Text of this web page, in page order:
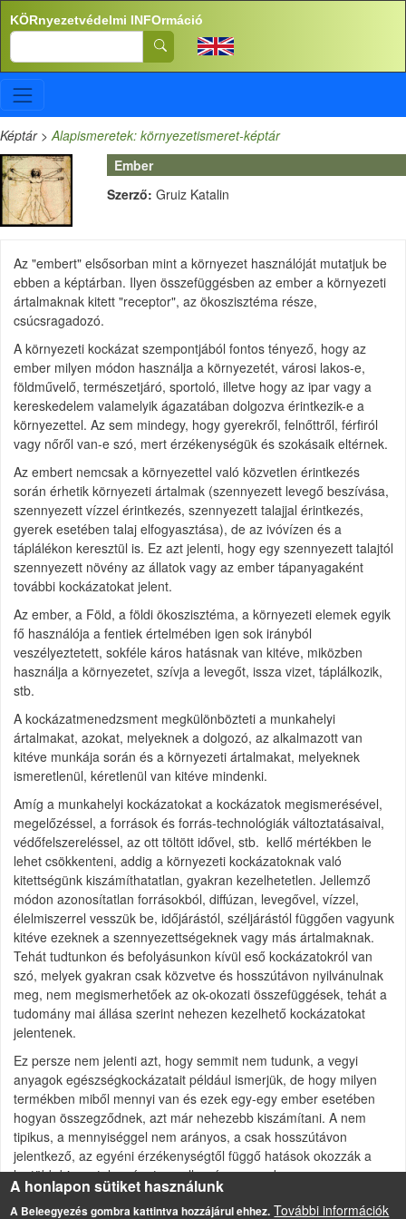
Ugrás a tartalomra
KÖRnyezetvédelmi INFOrmáció
Search
Képtár>Alapismeretek: környezetismeret-képtár
Ember
Szerző: Gruiz Katalin
Az "embert" elsősorban mint a környezet használóját mutatjuk be
ebben a képtárban. Ilyen összefüggésben az ember a környezeti
ártalmaknak kitett "receptor", az ökoszisztéma része,
csúcsragadozó.
A környezeti kockázat szempontjából fontos tényező, hogy az
ember milyen módon használja a környezetét, városi lakos-e,
földművelő, természetjáró, sportoló, illetve hogy az ipar vagy a
kereskedelem valamelyik ágazatában dolgozva érintkezik-e a
környezettel. Az sem mindegy, hogy gyerekről, felnőttről, férfiról
vagy nőről van-e szó, mert érzékenységük és szokásaik eltérnek.
Az embert nemcsak a környezettel való közvetlen érintkezés
során érhetik környezeti ártalmak (szennyezett levegő beszívása,
szennyezett vízzel érintkezés, szennyezett talajjal érintkezés,
gyerek esetében talaj elfogyasztása), de az ivóvízen és a
táplálékon keresztül is. Ez azt jelenti, hogy egy szennyezett talajtól
szennyezett növény az állatok vagy az ember tápanyagaként
további kockázatokat jelent.
Az ember, a Föld, a földi ökoszisztéma, a környezeti elemek egyik
fő használója a fentiek értelmében igen sok irányból
veszélyeztetett, sokféle káros hatásnak van kitéve, miközben
használja a környezetet, szívja a levegőt, issza vizet, táplálkozik,
stb.
A kockázatmenedzsment megkülönbözteti a munkahelyi
ártalmakat, azokat, melyeknek a dolgozó, az alkalmazott van
kitéve munkája során és a környezeti ártalmakat, melyeknek
ismeretlenül, kéretlenül van kitéve mindenki.
Amíg a munkahelyi kockázatokat a kockázatok megismerésével,
megelőzéssel, a források és forrás-technológiák változtatásaival,
védőfelszereléssel, az ott töltött idővel, stb. kellő mértékben le
lehet csökkenteni, addig a környezeti kockázatoknak való
kitettségünk kiszámíthatatlan, gyakran kezelhetetlen. Jellemző
módon azonosítatlan forrásokból, diffúzan, levegővel, vízzel,
élelmiszerrel vesszük be, időjárástól, széljárástól függően vagyunk
kitéve ezeknek a szennyezettségeknek vagy más ártalmaknak.
Tehát tudtunkon és befolyásunkon kívül eső kockázatokról van
szó, melyek gyakran csak közvetve és hosszútávon nyilvánulnak
meg, nem megismerhetőek az ok-okozati összefüggések, tehát a
tudomány mai állása szerint nehezen kezelhető kockázatokat
jelentenek.
Ez persze nem jelenti azt, hogy semmit nem tudunk, a vegyi
anyagok egészségkockázatait például ismerjük, de hogy milyen
termékben miből mennyi van és ezek egy-egy ember esetében
hogyan összegződnek, azt már nehezebb kiszámítani. A nem
tipikus, a mennyiséggel nem arányos, a csak hosszútávon
jelentkező, az egyéni érzékenységtől függő hatások okozzák a
legtöbb bizonytalanságot, az allergén anyagok, a
hormonrendszert és az immunrendszert károsító anyagok, az
idegrendszert lassan felőrlő hatások, stb.
A honlapon sütiket használunk
A Beleegyezés gombra kattintva hozzájárul ehhez. További információk